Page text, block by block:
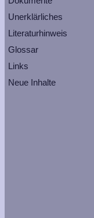
Unerklärliches
Literaturhinweis
Glossar
Links
Neue Inhalte